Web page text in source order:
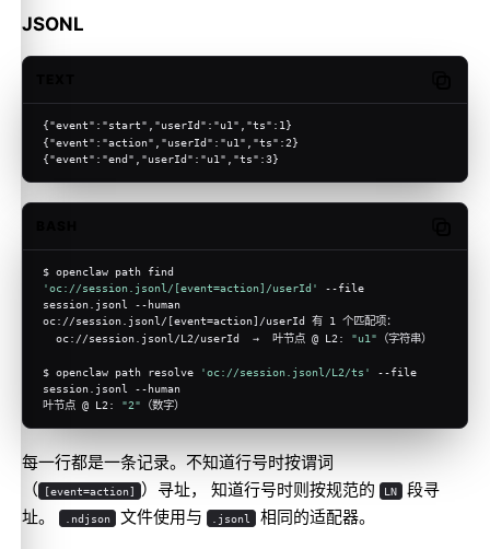
JSONL
{"event":"start","userId":"u1","ts":1}
{"event":"action","userId":"u1","ts":2}
{"event":"end","userId":"u1","ts":3}
'oc://session.jsonl/[event=action]/userId'
--file
session.jsonl --human
oc://session.jsonl/[event=action]/userId 有 1 个匹配项：
  oc://session.jsonl/L2/userId  →  叶节点 @ L2:
"u1" （字符串）
$ openclaw path resolve 'oc://session.jsonl/L2/ts'
--file
session.jsonl --human
叶节点 @ L2: "2" （数字）
每一行都是一条记录。不知道行号时按谓词
（
[event=action] ）寻址， 知道行号时则按规范的 LN
段寻
址。
.ndjson 文件使用与 .jsonl 相同的适配器。